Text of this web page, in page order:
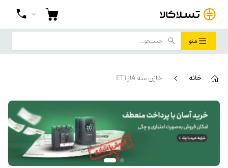
منو
خانه خازن سه فاز ETI